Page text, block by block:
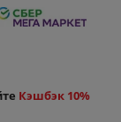
Кэшбэк 10%